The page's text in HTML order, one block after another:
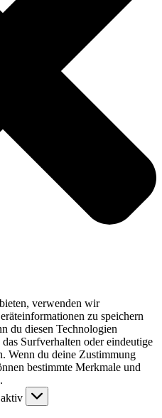
verwenden wir
zu speichern
du diesen Technologien
Surfverhalten oder eindeutige
Wenn du deine Zustimmung
bestimmte Merkmale und